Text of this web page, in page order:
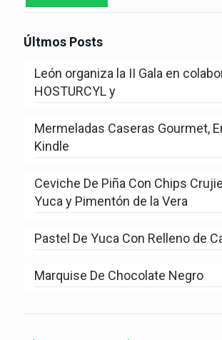
Últmos Posts
León organiza la II Gala en
HOSTURCYL y
Mermeladas Caseras Gourmet,
Kindle
Ceviche De Piña Con Chips
Yuca y Pimentón de la Vera
Pastel De Yuca Con Relleno de
Marquise De Chocolate Negro